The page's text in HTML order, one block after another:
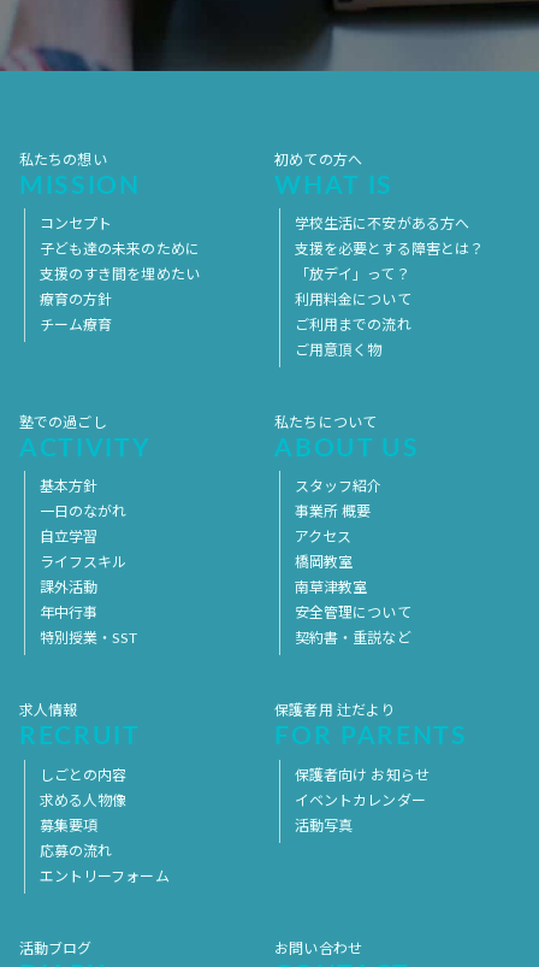
2017年5月
2017年4月
私たちの想い
MISSION
コンセプト
子ども達の未来のために
支援のすき間を埋めたい
療育の方針
チーム療育
初めての方へ
WHAT IS
学校生活に不安がある方へ
支援を必要とする障害とは？
「放デイ」って？
利用料金について
ご利用までの流れ
ご用意頂く物
塾での過ごし
ACTIVITY
基本方針
一日のながれ
自立学習
ライフスキル
課外活動
年中行事
特別授業・SST
私たちについて
ABOUT US
スタッフ紹介
事業所 概要
アクセス
橋岡教室
南草津教室
安全管理について
契約書・重説など
求人情報
RECRUIT
しごとの内容
求める人物像
募集要項
応募の流れ
エントリーフォーム
保護者用 辻だより
FOR PARENTS
保護者向け お知らせ
イベントカレンダー
活動写真
活動ブログ お問い合わせ